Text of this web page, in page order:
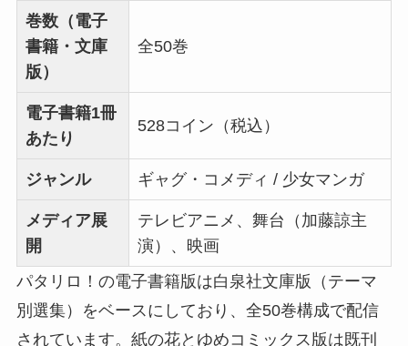
巻数（電子
書籍・文庫
版）
全50巻
電子書籍1冊
あたり
528コイン（税込）
ジャンル ギャグ・コメディ / 少女マンガ
メディア展
開
テレビアニメ、舞台（加藤諒主
演）、映画
パタリロ！の電子書籍版は白泉社文庫版（テーマ
別選集）をベースにしており、全50巻構成で配信
されています。紙の花とゆめコミックス版は既刊